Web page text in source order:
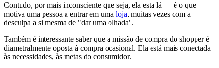
Contudo, por mais inconsciente que seja, ela está lá — é o que
motiva uma pessoa a entrar em uma loja, muitas vezes com a
desculpa a si mesma de "dar uma olhada".
Também é interessante saber que a missão de compra do shopper é
diametralmente oposta à compra ocasional. Ela está mais conectada
às necessidades, às metas do consumidor.